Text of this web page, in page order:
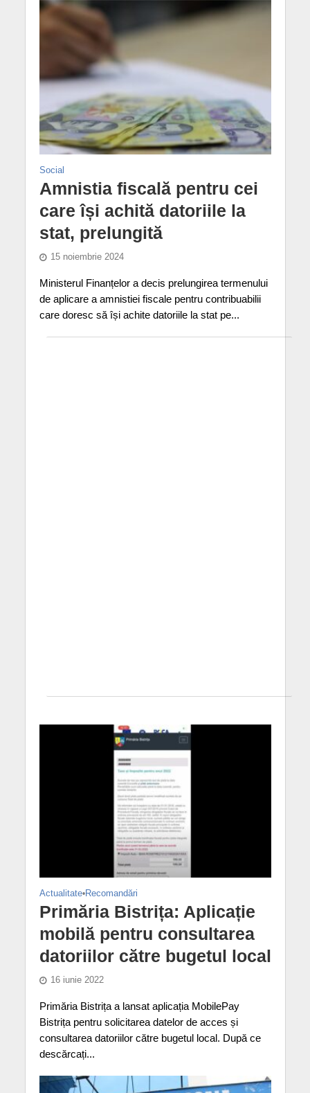
Social
Amnistia fiscală pentru cei
care își achită datoriile la
stat, prelungită
15 noiembrie 2024
Ministerul Finanțelor a decis prelungirea termenului
de aplicare a amnistiei fiscale pentru contribuabilii
care doresc să își achite datoriile la stat pe...
Actualitate•Recomandări
Primăria Bistrița: Aplicație
mobilă pentru consultarea
datoriilor către bugetul local
16 iunie 2022
Primăria Bistrița a lansat aplicația MobilePay
Bistrița pentru solicitarea datelor de acces și
consultarea datoriilor către bugetul local. După ce
descărcați...